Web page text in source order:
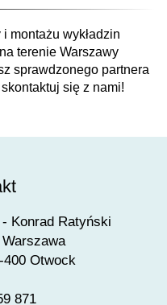
montażu wykładzin
terenie Warszawy
sprawdzonego partnera
się z nami!
Konrad Ratyński
Warszawa
400 Otwock
871